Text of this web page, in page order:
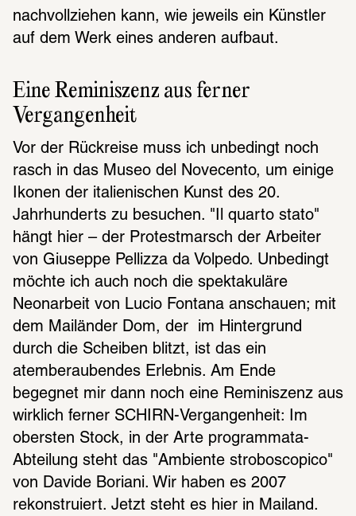
nachvollziehen kann, wie jeweils ein Künstler
auf dem Werk eines anderen aufbaut.
Eine Reminiszenz aus ferner
Vergangenheit
Vor der Rückreise muss ich unbedingt noch
rasch in das Museo del Novecento, um einige
Ikonen der italienischen Kunst des 20.
Jahrhunderts zu besuchen. "Il quarto stato"
hängt hier – der Protestmarsch der Arbeiter
von Giuseppe Pellizza da Volpedo. Unbedingt
möchte ich auch noch die spektakuläre
Neonarbeit von Lucio Fontana anschauen; mit
dem Mailänder Dom, der  im Hintergrund
durch die Scheiben blitzt, ist das ein
atemberaubendes Erlebnis. Am Ende
begegnet mir dann noch eine Reminiszenz aus
wirklich ferner SCHIRN-Vergangenheit: Im
obersten Stock, in der Arte programmata-
Abteilung steht das "Ambiente stroboscopico"
von Davide Boriani. Wir haben es 2007
rekonstruiert. Jetzt steht es hier in Mailand.